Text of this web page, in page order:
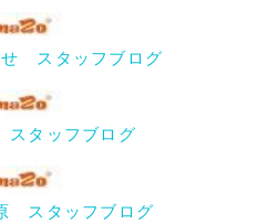
スタッフブログ
タッフブログ
スタッフブログ